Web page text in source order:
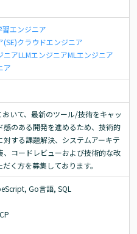
習エンジニア
(SE)クラウドエンジニア
ニアLLMエンジニアMLエンジニア
ア
いて、最新のツール/技術をキャッ
感のある開発を進めるため、技術的
対する課題解決、システムアーキテ
、コードレビューおよび技術的な改
く方を募集しております。
Go言語, SQL